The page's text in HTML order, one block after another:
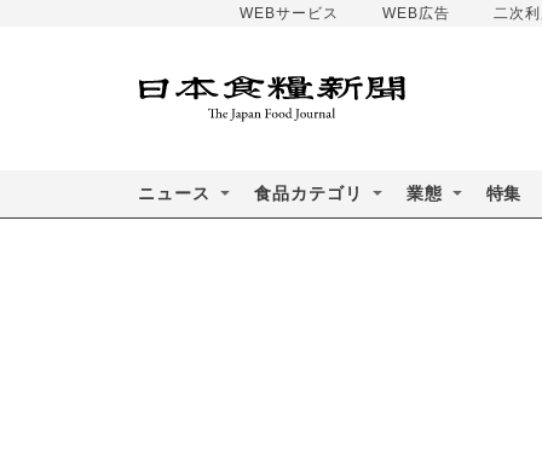
WEBサービス WEB広告 二次
ニュース 食品カテゴリ 業態 特集